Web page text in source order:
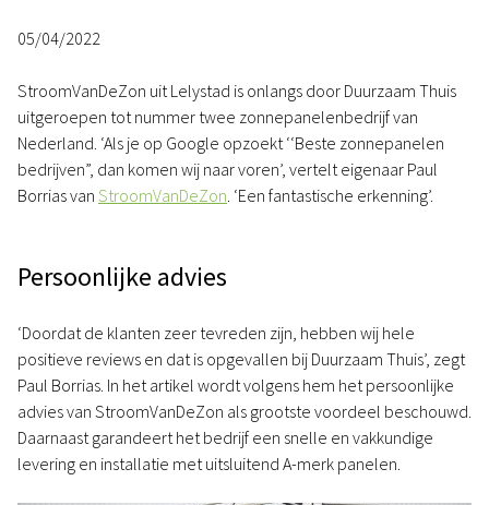
05/04/2022
StroomVanDeZon uit Lelystad is onlangs door Duurzaam Thuis
uitgeroepen tot nummer twee zonnepanelenbedrijf van
Nederland. ‘Als je op Google opzoekt ‘‘Beste zonnepanelen
bedrijven”, dan komen wij naar voren’, vertelt eigenaar Paul
Borrias van StroomVanDeZon. ‘Een fantastische erkenning’.
Persoonlijke advies
‘Doordat de klanten zeer tevreden zijn, hebben wij hele
positieve reviews en dat is opgevallen bij Duurzaam Thuis’, zegt
Paul Borrias. In het artikel wordt volgens hem het persoonlijke
advies van StroomVanDeZon als grootste voordeel beschouwd.
Daarnaast garandeert het bedrijf een snelle en vakkundige
levering en installatie met uitsluitend A-merk panelen.